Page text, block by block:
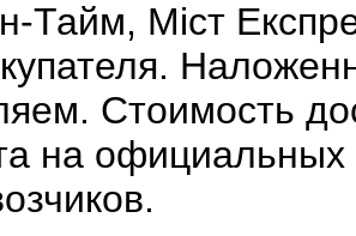
Тайм, Міст
Стоимость
на официальных